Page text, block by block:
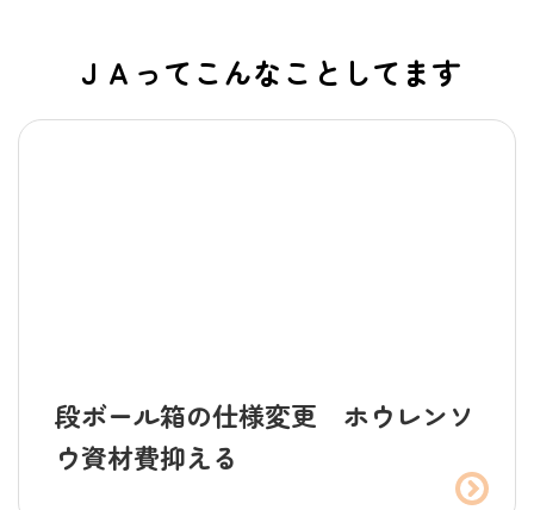
ＪＡってこんなことしてます
段ボール箱の仕様変更 ホウレンソ
ウ資材費抑える